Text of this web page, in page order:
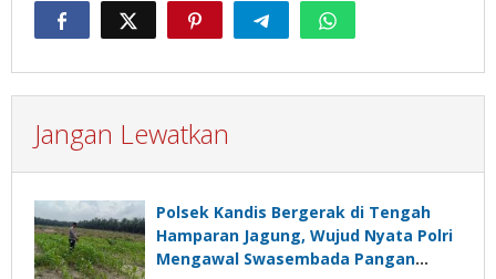
Jangan Lewatkan
Polsek Kandis Bergerak di Tengah
Hamparan Jagung, Wujud Nyata Polri
Mengawal Swasembada Pangan